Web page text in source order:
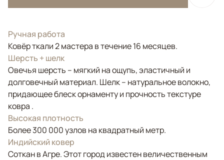
Ручная работа
Ковёр ткали 2 мастера в течение 16 месяцев.
Шерсть + шелк
Овечья шерсть – мягкий на ощупь, эластичный и
долговечный материал. Шелк – натуральное волокно,
придающее блеск орнаменту и прочность текстуре
ковра .
Высокая плотность
Более 300 000 узлов на квадратный метр.
Индийский ковер
Соткан в Агре. Этот город известен величественным